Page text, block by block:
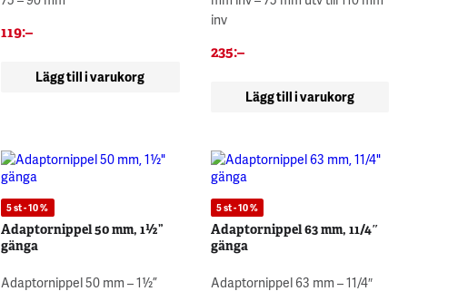
119:–
Lägg till i varukorg
inv
235:–
Lägg till i varukorg
5 st - 10 %
Adaptornippel 50 mm, 1½”
gänga
Adaptornippel 50 mm – 1½”
5 st - 10 %
Adaptornippel 63 mm, 11/4″
gänga
Adaptornippel 63 mm – 11/4″